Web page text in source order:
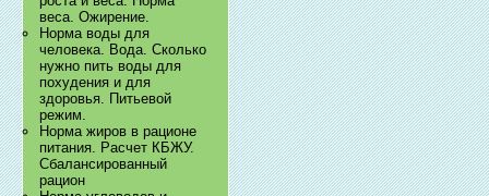
веса. Ожирение.
Норма воды для
человека. Вода. Сколько
нужно пить воды для
похудения и для
здоровья. Питьевой
режим.
Норма жиров в рационе
питания. Расчет КБЖУ.
Сбалансированный
рацион